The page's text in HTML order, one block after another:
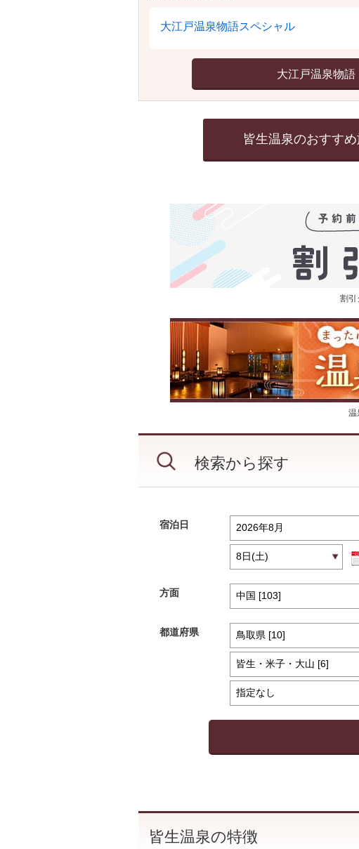
大江戸温泉物語スペシャル
大江戸温泉物
皆生温泉のおすす
割引
温
検索から探す
宿泊日
方面
都道府県
皆生温泉の特徴